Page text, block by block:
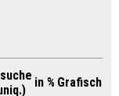
in % Grafisch